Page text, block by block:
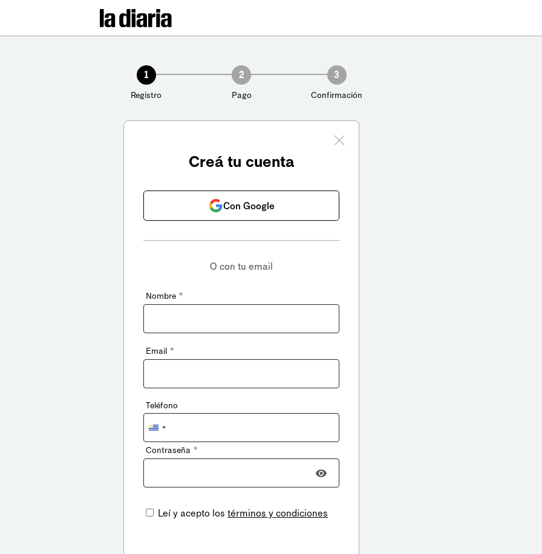
1
Registro
2
Pago
3
Confirmación
Creá tu cuenta
Con Google
O con tu email
Nombre *
Email *
Teléfono
Uruguay
+598
Contraseña *
Leí y acepto los términos y condiciones